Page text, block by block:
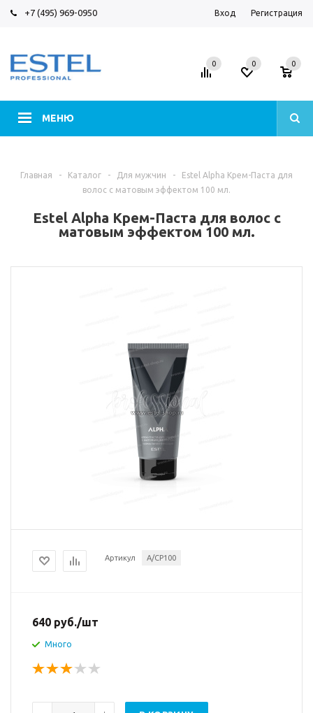
+7 (495) 969-0950 Вход Регистрация
МЕНЮ
0 0 0
Главная - Каталог - Для мужчин -
Estel Alpha Крем-Паста для
волос с матовым эффектом 100 мл.
Estel Alpha Крем-Паста для волос с
матовым эффектом 100 мл.
Артикул A/CP100
640 руб./шт
Много